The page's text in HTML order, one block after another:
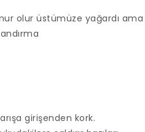
olur üstümüze yağardı ama
girişenden kork.